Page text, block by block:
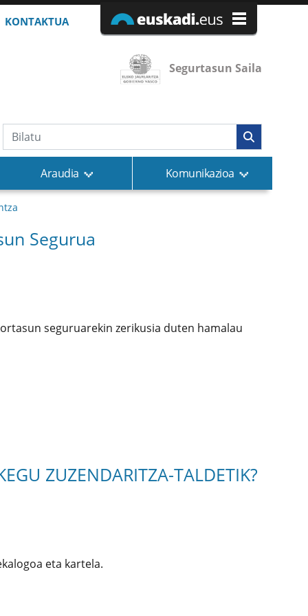
KONTAKTUA
Segurtasun Saila
Bilaketa
Araudia Komunikazioa
Segurua
seguruarekin zerikusia duten hamalau
ZUZENDARITZA-TALDETIK?
eta kartela.